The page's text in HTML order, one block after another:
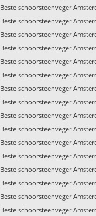
Beste schoorsteenveger
Beste schoorsteenveger
Beste schoorsteenveger
Beste schoorsteenveger
Beste schoorsteenveger
Beste schoorsteenveger
Beste schoorsteenveger
Beste schoorsteenveger
Beste schoorsteenveger
Beste schoorsteenveger
Beste schoorsteenveger
Beste schoorsteenveger
Beste schoorsteenveger
Beste schoorsteenveger
Beste schoorsteenveger
Beste schoorsteenveger